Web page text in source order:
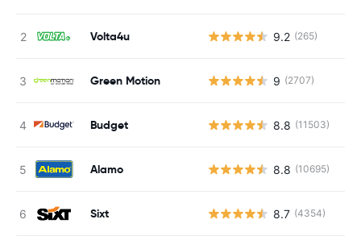
Volta4u 9.2 (265)
Green Motion 9 (2707)
Budget 8.8 (11503)
Alamo 8.8 (10695)
Sixt 8.7 (4354)